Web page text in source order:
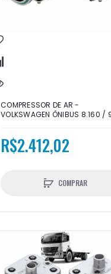
COMPRESSOR DE AR -
VOLKSWAGEN ÔNIBUS 8.160 /
R$2.412,02
COMPRAR